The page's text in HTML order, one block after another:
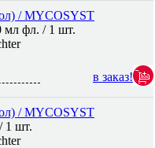
/ MYCOSYST
мл фл. / 1 шт.
в заказ!
/ MYCOSYST
1 шт.